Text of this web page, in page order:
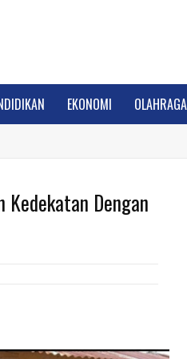
EKONOMI OLAHRAGA
Dengan